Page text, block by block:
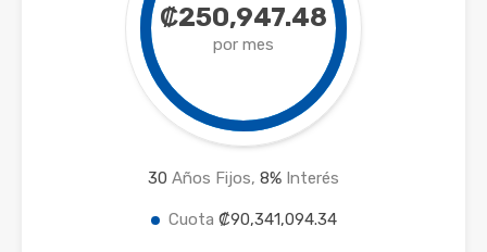
₡250,947.48
por mes
30 Años Fijos, 8% Interés
Cuota ₡90,341,094.34